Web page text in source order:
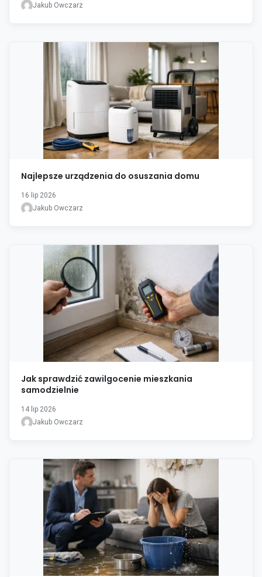
Jakub Owczarz
Najlepsze urządzenia do osuszania domu
16 lip 2026
Jakub Owczarz
Jak sprawdzić zawilgocenie mieszkania
samodzielnie
14 lip 2026
Jakub Owczarz